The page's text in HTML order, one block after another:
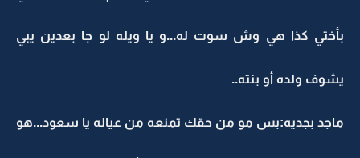
بأختي كذا هي وش سوت له...و يا ويله لو جا بعدين يبي
يشوف ولده أو بنته..
ماجد بجديه:بس مو من حقك تمنعه من عياله يا سعود...هو